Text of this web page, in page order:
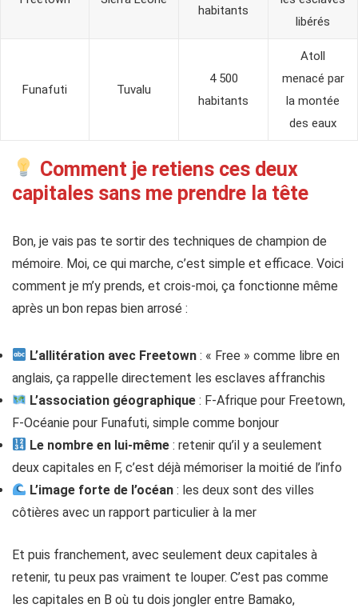
habitants
libérés
Funafuti Tuvalu
4 500
habitants
Atoll
menacé par
la montée
des eaux
Comment je retiens ces deux
capitales sans me prendre la tête
Bon, je vais pas te sortir des techniques de champion de
mémoire. Moi, ce qui marche, c’est simple et efficace. Voici
comment je m’y prends, et crois-moi, ça fonctionne même
après un bon repas bien arrosé :
L’allitération avec Freetown : « Free » comme libre en
anglais, ça rappelle directement les esclaves affranchis
L’association géographique : F-Afrique pour Freetown,
F-Océanie pour Funafuti, simple comme bonjour
Le nombre en lui-même : retenir qu’il y a seulement
deux capitales en F, c’est déjà mémoriser la moitié de l’info
L’image forte de l’océan : les deux sont des villes
côtières avec un rapport particulier à la mer
Et puis franchement, avec seulement deux capitales à
retenir, tu peux pas vraiment te louper. C’est pas comme
les capitales en B où tu dois jongler entre Bamako,